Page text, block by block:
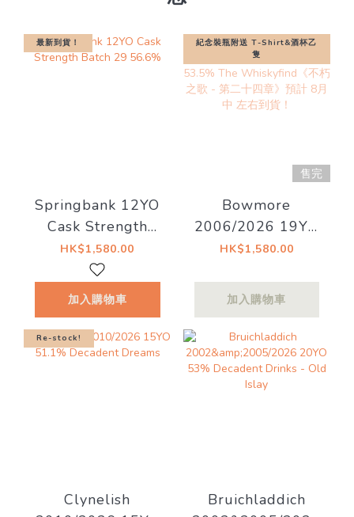
最新到貨！
Springbank 12YO
Cask Strength
Batch 29 56.6%
HK$1,580.00
加入購物車
紀念裝瓶附送 T-Shirt&酒杯乙
隻
售完
Bowmore
2006/2026 19YO
Bourbon Barrel
Whiskyfind《不朽
章》預計 8月中 左
右到貨！
HK$1,580.00
加入購物車
Re-stock!
Clynelish
Bruichladdich